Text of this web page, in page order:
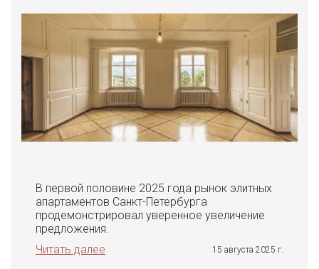
В первой половине 2025 года рынок элитных
апартаментов Санкт-Петербурга
продемонстрировал уверенное увеличение
предложения.
Читать далее
15 августа 2025 г.